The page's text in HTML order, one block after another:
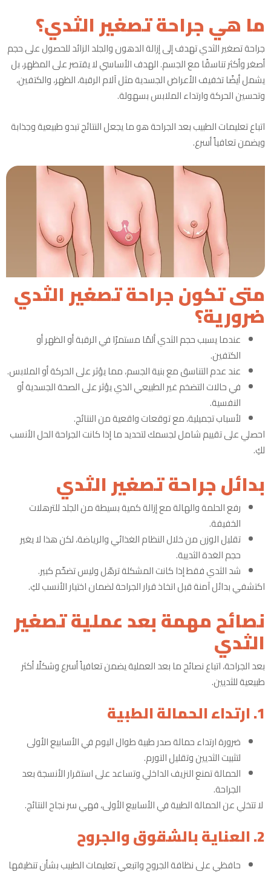
ما هي جراحة تصغير الثدي؟
جراحة تصغير الثدي تهدف إلى إزالة الدهون والجلد الزائد للحصول على حجم
أصغر وأكثر تناسقًا مع الجسم. الهدف الأساسي لا يقتصر على المظهر، بل
يشمل أيضًا تخفيف الأعراض الجسدية مثل آلام الرقبة، الظهر، والكتفين،
وتحسين الحركة وارتداء الملابس بسهولة.
اتباع تعليمات الطبيب بعد الجراحة هو ما يجعل النتائج تبدو طبيعية وجذابة
ويضمن تعافياً أسرع.
متى تكون جراحة تصغير الثدي
ضرورية؟
عندما يسبب حجم الثدي ألمًا مستمرًا في الرقبة أو الظهر أو
الكتفين.
عند عدم التناسق مع بنية الجسم، مما يؤثر على الحركة أو الملابس.
في حالات التضخم غير الطبيعي الذي يؤثر على الصحة الجسدية أو
النفسية.
لأسباب تجميلية، مع توقعات واقعية من النتائج.
احصلي على تقييم شامل لجسمك لتحديد ما إذا كانت الجراحة الحل الأنسب
لكِ.
بدائل جراحة تصغير الثدي
رفع الحلمة والهالة مع إزالة كمية بسيطة من الجلد للترهلات
الخفيفة.
تقليل الوزن من خلال النظام الغذائي والرياضة، لكن هذا لا يغير
حجم الغدة الثديية.
شد الثدي فقط إذا كانت المشكلة ترهّل وليس تضخّم كبير.
اكتشفي بدائل آمنة قبل اتخاذ قرار الجراحة لضمان اختيار الأنسب لكِ.
نصائح مهمة بعد عملية تصغير
الثدي
بعد الجراحة، اتباع نصائح ما بعد العملية يضمن تعافياً أسرع وشكلًا أكثر
طبيعية للثديين.
1. ارتداء الحمالة الطبية
ضرورة ارتداء حمالة صدر طبية طوال اليوم في الأسابيع الأولى
لتثبيت الثديين وتقليل التورم.
الحمالة تمنع النزيف الداخلي وتساعد على استقرار الأنسجة بعد
الجراحة.
لا تتخلي عن الحمالة الطبية في الأسابيع الأولى، فهي سر نجاح النتائج.
2. العناية بالشقوق والجروح
حافظي على نظافة الجروح واتبعي تعليمات الطبيب بشأن تنظيفها